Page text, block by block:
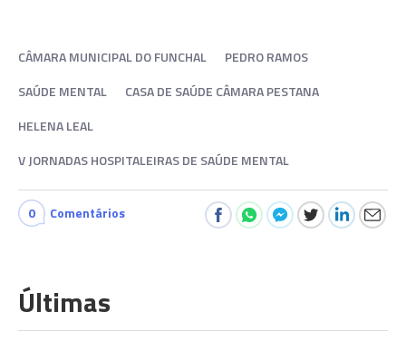
CÂMARA MUNICIPAL DO FUNCHAL
PEDRO RAMOS
SAÚDE MENTAL
CASA DE SAÚDE CÂMARA PESTANA
HELENA LEAL
V JORNADAS HOSPITALEIRAS DE SAÚDE MENTAL
0 Comentários
Últimas